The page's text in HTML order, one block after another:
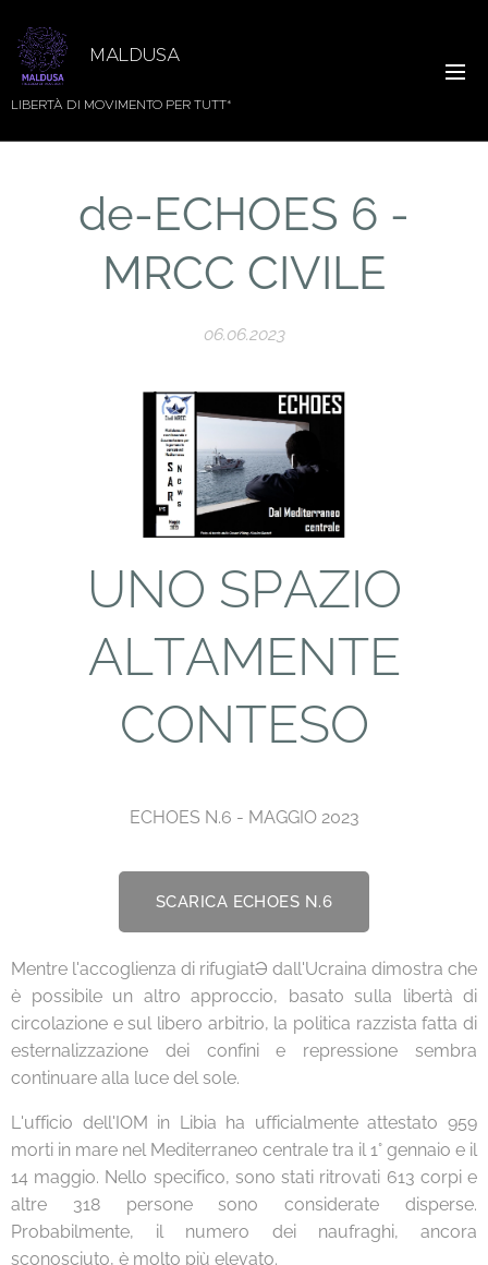
MALDUSA
LIBERTÀ DI MOVIMENTO PER TUTT*
de-ECHOES 6 -
MRCC CIVILE
06.06.2023
UNO SPAZIO
ALTAMENTE
CONTESO
ECHOES N.6 - MAGGIO 2023
SCARICA ECHOES N.6
Mentre l'accoglienza di rifugiatƏ dall'Ucraina dimostra che
è possibile un altro approccio, basato sulla libertà di
circolazione e sul libero arbitrio, la politica razzista fatta di
esternalizzazione dei confini e repressione sembra
continuare alla luce del sole.
L'ufficio dell'IOM in Libia ha ufficialmente attestato 959
morti in mare nel Mediterraneo centrale tra il 1° gennaio e il
14 maggio. Nello specifico, sono stati ritrovati 613 corpi e
altre 318 persone sono considerate disperse.
Probabilmente, il numero dei naufraghi, ancora
sconosciuto, è molto più elevato.